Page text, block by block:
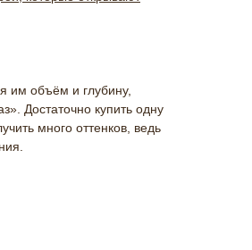
им объём и глубину,
Достаточно купить одну
много оттенков, ведь